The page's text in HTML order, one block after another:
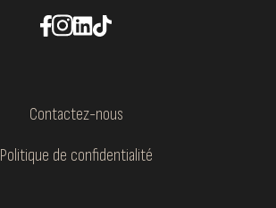
Contactez-nous
Politique de confidentialité